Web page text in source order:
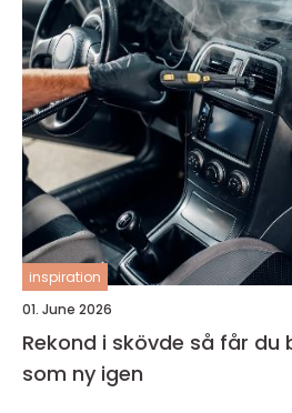
inspiration
01. June 2026
Rekond i skövde så får du bilen att kännas
som ny igen